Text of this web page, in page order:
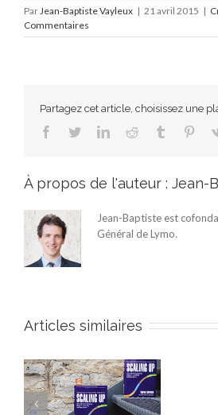
Par Jean-Baptiste Vayleux | 21 avril 2015 |
Commentaires
Partagez cet article, choisissez une
Facebook
TwitterLinkedInReddit Tumblr
À propos de l'auteur : Jean-
Jean-Baptiste est
Général de Lymo.
Articles similaires
Le livre qui aide à